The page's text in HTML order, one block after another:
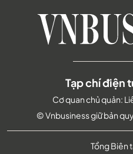
Tổng Biên
Tạp chí điện
Cơ quan chủ quản:
© Vnbusiness giữ bản